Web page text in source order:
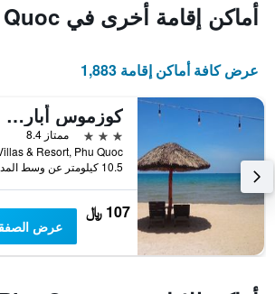
أماكن إقامة أخرى في Phu Quoc
عرض كافة أماكن إقامة 1,883
كوزموس أبارتمنت هوتل
3 نجوم
ممتاز 8.4
10.5 كيلومتر عن وسط المدينة
107 ﷼
عرض